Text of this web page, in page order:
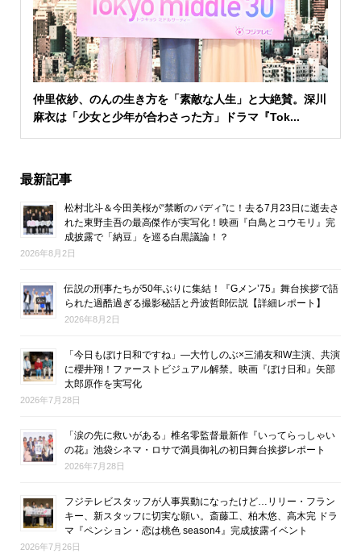
仲里依紗、のんの生き方を「素敵な人生」と大絶賛。深川
麻衣は「少女と少年が合わさった方」ドラマ『Tok...
最新記事
松村北斗＆今田美桜が“禁断のバディ”に！去る7月23日に逝去さ
れた東野圭吾の最高傑作が実写化！映画『白鳥とコウモリ』完
成披露で「納豆」を巡る白黒議論！？
2026年8月2日
伝説の刑事たちが50年ぶりに集結！『Gメン’75』舞台挨拶で語
られた過酷過ぎる撮影秘話と丹波哲郎伝説【詳細レポート】
2026年8月2日
「今日もぼけ日和ですね」―大竹しのぶ×三浦友和W主演、共演
に櫻井翔！ファーストビジュアル解禁。映画『ぼけ日和』矢部
太郎原作を実写化
2026年7月28日
「涙の先に救いがある」椎名零監督最新作『いってらっしゃい
の花』池袋シネマ・ロサで満員御礼の初日舞台挨拶レポート
2026年7月28日
フジテレビスタッフが人事異動になったけど…リリー・フラン
キー、新スタッフに切実な願い。斎藤工、柏木悠、高木完 ドラ
マ『ペンション・恋は桃色 season4』完成披露イベント
2026年7月26日